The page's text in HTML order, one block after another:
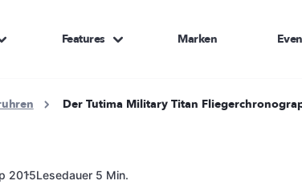
Features Marken
Der Tutima Military Titan
2015Lesedauer 5 Min.